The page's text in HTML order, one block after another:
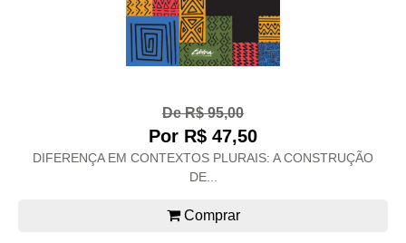
De R$ 95,00
Por R$ 47,50
DIFERENÇA EM CONTEXTOS PLURAIS: A CONSTRUÇÃO
DE...
Comprar